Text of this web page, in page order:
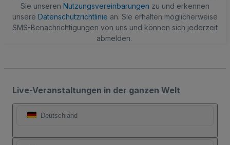
Sie unseren Nutzungsvereinbarungen zu und erkennen
unsere Datenschutzrichtlinie an. Sie erhalten möglicherweise
SMS-Benachrichtigungen von uns und können sich jederzeit
abmelden.
Live-Veranstaltungen in der ganzen Welt
Deutschland